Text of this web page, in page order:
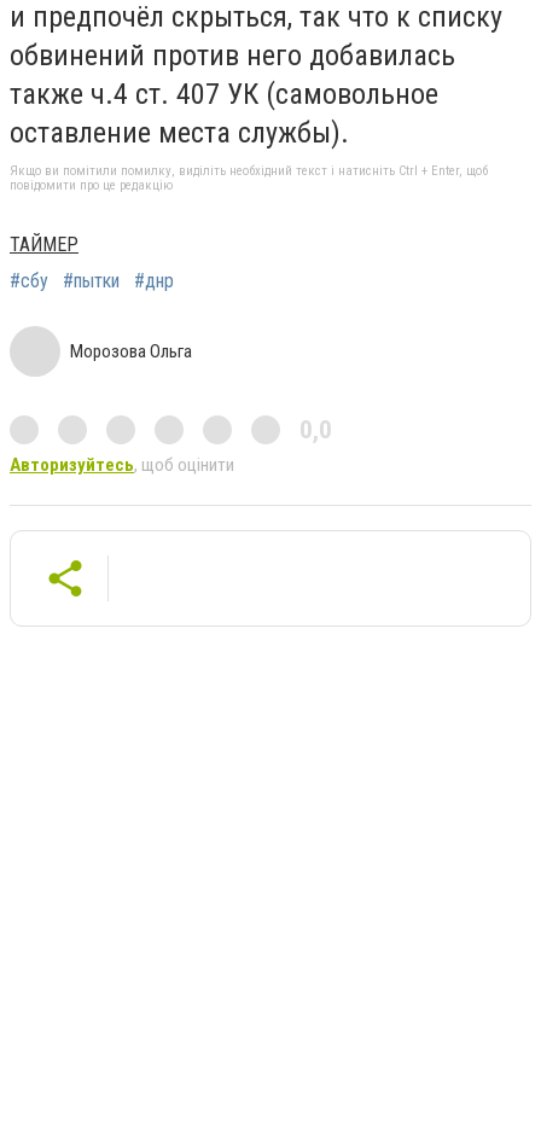
и предпочёл скрыться, так что к списку
обвинений против него добавилась
также ч.4 ст. 407 УК (самовольное
оставление места службы).
Якщо ви помітили помилку, виділіть необхідний текст і натисніть Ctrl + Enter, щоб
повідомити про це редакцію
ТАЙМЕР
#сбу
#пытки #днр
Морозова Ольга
0,0
Авторизуйтесь, щоб оцінити